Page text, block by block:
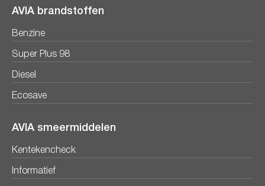
AVIA brandstoffen
Benzine
Super Plus 98
Diesel
Ecosave
AVIA smeermiddelen
Kentekencheck
Informatief